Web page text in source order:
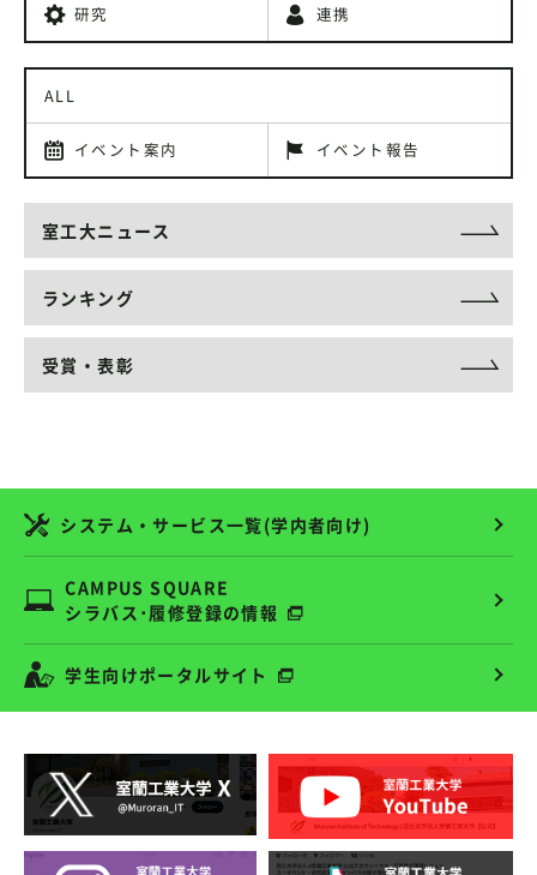
研究 連携
ALL
イベント案内 イベント報告
室工大ニュース
ランキング
受賞・表彰
システム・サービス一覧(学内者向け)
CAMPUS SQUARE
シラバス･履修登録の情報
学生向けポータルサイト